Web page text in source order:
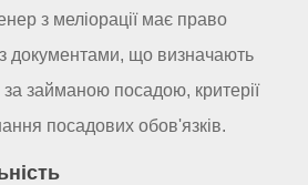
з меліорації має право
документами, що визначають
займаною посадою, критерії
посадових обов'язків.